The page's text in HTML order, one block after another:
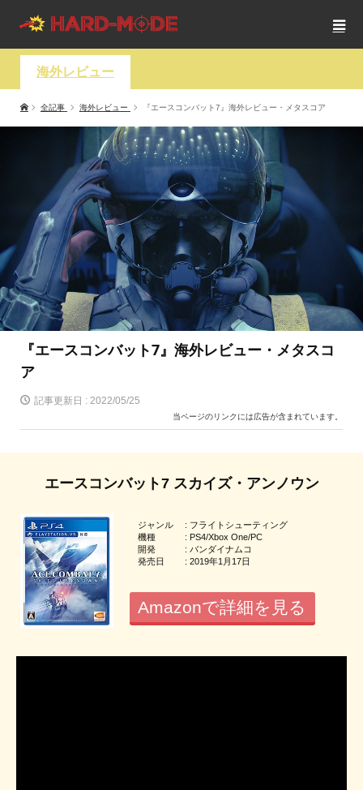
海外レビュー
全記事 海外レビュー 『エースコンバット7』海外レビュー・メタスコア
『エースコンバット7』海外レビュー・メタスコ
ア
記事更新日 : 2022/05/25
当ページのリンクには広告が含まれています。
エースコンバット7 スカイズ・アンノウン
ジャンル : フライトシューティング
機種 : PS4/Xbox One/PC
開発 : バンダイナムコ
発売日 : 2019年1月17日
Amazonで詳細を見る